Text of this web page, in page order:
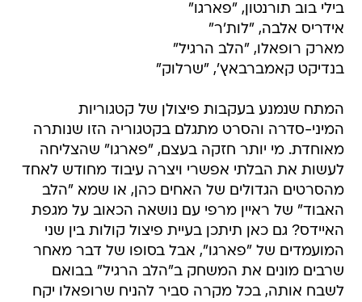
בילי בוב תורנטון, "פארגו"
אידריס אלבה, "לות'ר"
מארק רופאלו, "הלב הרגיל"
בנדיקט קאמברבאץ', "שרלוק"
המתח שנמנע בעקבות פיצולן של קטגוריות
המיני-סדרה והסרט מתגלם בקטגוריה הזו שנותרה
מאוחדת. מי יותר חזקה בעצם, "פארגו" שהצליחה
לעשות את הבלתי אפשרי ויצרה עיבוד מחודש לאחד
מהסרטים הגדולים של האחים כהן, או שמא "הלב
האבוד" של ראיין מרפי עם נושאה הכאוב על מגפת
האיידס? גם כאן תיתכן בעיית פיצול קולות בין שני
המועמדים של "פארגו", אבל בסופו של דבר מאחר
שרבים מונים את המשחק ב"הלב הרגיל" בבואם
לשבח אותה, בכל מקרה סביר להניח שרופאלו יקח